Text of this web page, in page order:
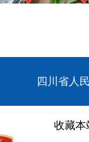
四川省人
收藏本